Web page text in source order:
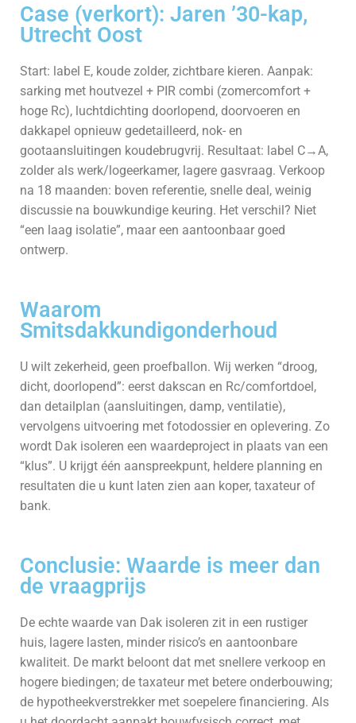
Case (verkort): Jaren ’30-kap,
Utrecht Oost
Start: label E, koude zolder, zichtbare kieren. Aanpak:
sarking met houtvezel + PIR combi (zomercomfort +
hoge Rc), luchtdichting doorlopend, doorvoeren en
dakkapel opnieuw gedetailleerd, nok- en
gootaansluitingen koudebrugvrij. Resultaat: label C→A,
zolder als werk/logeer­kamer, lagere gasvraag. Verkoop
na 18 maanden: boven referentie, snelle deal, weinig
discussie na bouwkundige keuring. Het verschil? Niet
“een laag isolatie”, maar een aantoonbaar goed
ontwerp.
Waarom
Smitsdakkundigonderhoud
U wilt zekerheid, geen proefballon. Wij werken “droog,
dicht, doorlopend”: eerst dakscan en Rc/comfort­doel,
dan detailplan (aansluitingen, damp, ventilatie),
vervolgens uitvoering met fotodossier en oplevering. Zo
wordt Dak isoleren een waardeproject in plaats van een
“klus”. U krijgt één aanspreekpunt, heldere planning en
resultaten die u kunt laten zien aan koper, taxateur of
bank.
Conclusie: Waarde is meer dan
de vraagprijs
De echte waarde van Dak isoleren zit in een rustiger
huis, lagere lasten, minder risico’s en aantoonbare
kwaliteit. De markt beloont dat met snellere verkoop en
hogere biedingen; de taxateur met betere onderbouwing;
de hypotheekverstrekker met soepelere financiering. Als